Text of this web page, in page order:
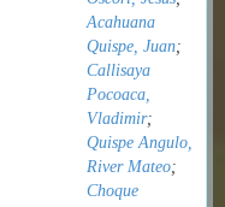
Acahuana
Quispe, Juan;
Callisaya
Pocoaca,
Vladimir;
Quispe Angulo,
River Mateo;
Choque